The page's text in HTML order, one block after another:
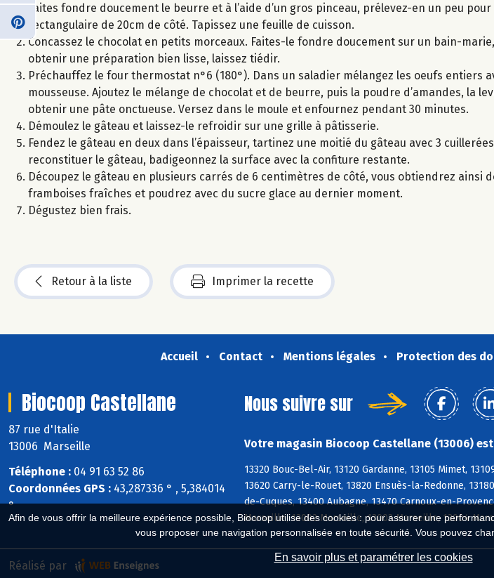
Afin de vous offrir la meilleure expérience possible, Biocoop utilise des cookies : pour assurer une
vous proposer une navigation personnalisée en toute sécurité. Vous pouvez
En savoir plus et paramétrer les cookies
Faites fondre doucement le beurre et à l’aide d’un gros pinceau, prélevez-en un peu
rectangulaire de 20cm de côté. Tapissez une feuille de cuisson.
Concassez le chocolat en petits morceaux. Faites-le fondre doucement sur un bain-
obtenir une préparation bien lisse, laissez tiédir.
Préchauffez le four thermostat n°6 (180°). Dans un saladier mélangez les oeufs entiers
mousseuse. Ajoutez le mélange de chocolat et de beurre, puis la poudre d’amandes, la
obtenir une pâte onctueuse. Versez dans le moule et enfournez pendant 30 minutes.
Démoulez le gâteau et laissez-le refroidir sur une grille à pâtisserie.
Fendez le gâteau en deux dans l’épaisseur, tartinez une moitié du gâteau avec 3
reconstituer le gâteau, badigeonnez la surface avec la confiture restante.
Découpez le gâteau en plusieurs carrés de 6 centimètres de côté, vous obtiendrez ainsi
framboises fraîches et poudrez avec du sucre glace au dernier moment.
Dégustez bien frais.
Retour à la liste Imprimer la recette
Accueil Contact Mentions légales Protection des
Biocoop Castellane
87 rue d'Italie
13006 Marseille
Téléphone : 04 91 63 52 86
Coordonnées GPS : 43,287336 ° , 5,384014
°
Nous suivre sur
Votre magasin Biocoop Castellane (13006)
13320 Bouc-Bel-Air, 13120 Gardanne, 13105 Mimet,
13620 Carry-le-Rouet, 13820 Ensuès-la-Redonne,
de-Cuques, 13400 Aubagne, 13470 Carnoux-en-
Marseille, 13002 Marseille, 13003 Marseille, 13004
Réalisé par